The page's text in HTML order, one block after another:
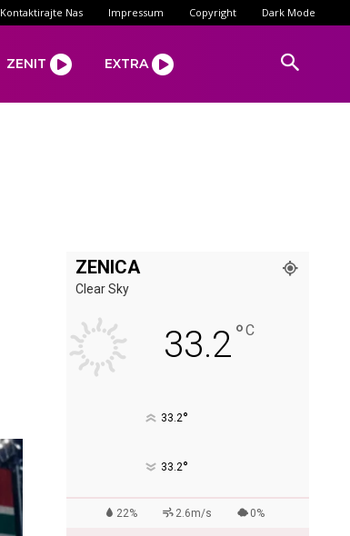
Kontaktirajte Nas Impressum Copyright Dark Mode
ZENIT EXTRA
ZENICA
Clear Sky
33.2°C
33.2°
33.2°
22% 2.6m/s 0%